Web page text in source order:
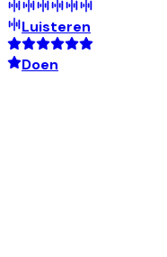
Luisteren
Doen